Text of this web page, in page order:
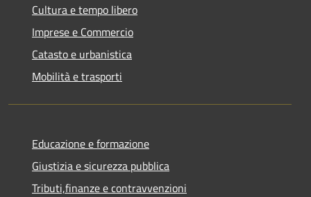
Cultura e tempo libero
Imprese e Commercio
Catasto e urbanistica
Mobilità e trasporti
Educazione e formazione
Giustizia e sicurezza pubblica
Tributi,finanze e contravvenzioni